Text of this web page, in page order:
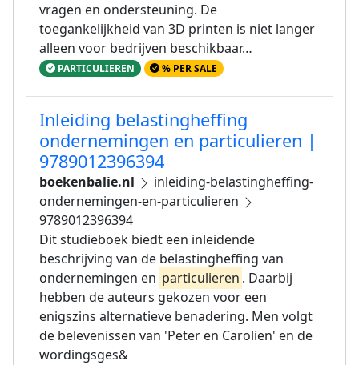
vragen en ondersteuning. De
toegankelijkheid van 3D printen is niet langer
alleen voor bedrijven beschikbaar…
PARTICULIEREN % PER SALE
Inleiding belastingheffing
ondernemingen en particulieren |
9789012396394
boekenbalie.nl
inleiding-belastingheffing-
ondernemingen-en-particulieren
9789012396394
Dit studieboek biedt een inleidende
beschrijving van de belastingheffing van
ondernemingen en particulieren . Daarbij
hebben de auteurs gekozen voor een
enigszins alternatieve benadering. Men volgt
de belevenissen van 'Peter en Carolien' en de
wordingsges&